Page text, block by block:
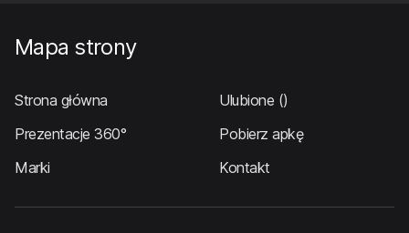
Mapa strony
Strona główna Ulubione ()
Prezentacje 360°
Pobierz apkę
Marki
Kontakt